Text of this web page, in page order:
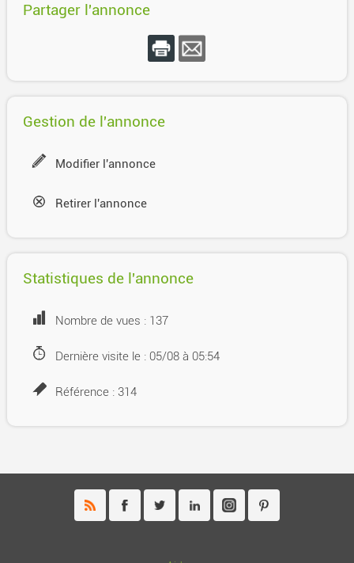
Partager l'annonce
Gestion de l'annonce
Modifier l'annonce
Retirer l'annonce
Statistiques de l'annonce
Nombre de vues : 137
Dernière visite le : 05/08 à 05:54
Référence : 314